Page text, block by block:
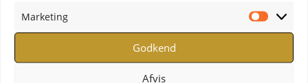
Marketing
Godkend
Afvis
Det 3. øjes mala